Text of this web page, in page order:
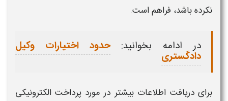
نکرده باشد، فراهم است.
در ادامه بخوانید: حدود اختیارات وکیل
دادگستری
برای دریافت اطلاعات بیشتر در مورد پرداخت الکترونیکی